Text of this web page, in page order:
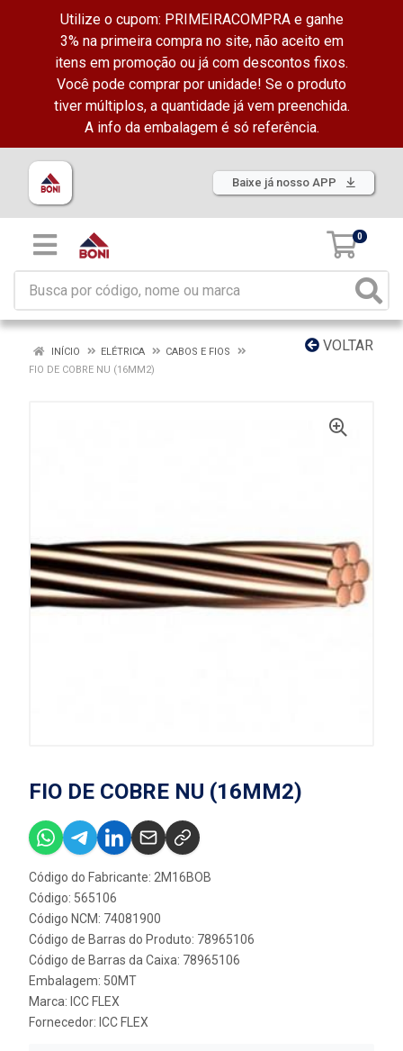
Utilize o cupom: PRIMEIRACOMPRA e ganhe
3% na primeira compra no site, não aceito em
itens em promoção ou já com descontos fixos.
Você pode comprar por unidade! Se o produto
tiver múltiplos, a quantidade já vem preenchida.
A info da embalagem é só referência.
Baixe já nosso APP
0
VOLTAR
INÍCIO ELÉTRICA
CABOS E FIOS
FIO DE COBRE NU (16MM2)
FIO DE COBRE NU (16MM2)
Código do Fabricante: 2M16BOB
Código: 565106
Código NCM: 74081900
Código de Barras do Produto: 78965106
Código de Barras da Caixa: 78965106
Embalagem: 50MT
Marca: ICC FLEX
Fornecedor: ICC FLEX